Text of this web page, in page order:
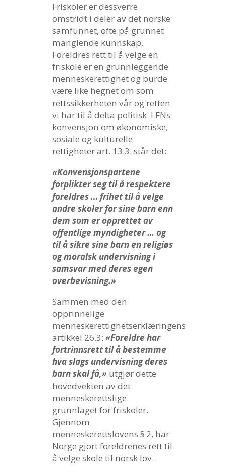
Friskoler er dessverre
omstridt i deler av det norske
samfunnet, ofte på grunnet
manglende kunnskap.
Foreldres rett til å velge en
friskole er en grunnleggende
menneskerettighet og burde
være like hegnet om som
rettssikkerheten vår og retten
vi har til å delta politisk. I FNs
konvensjon om økonomiske,
sosiale og kulturelle
rettigheter art. 13.3. står det:
«Konvensjonspartene
forplikter seg til å respektere
foreldres … frihet til å velge
andre skoler for sine barn enn
dem som er opprettet av
offentlige myndigheter … og
til å sikre sine barn en religiøs
og moralsk undervisning i
samsvar med deres egen
overbevisning.»
Sammen med den
opprinnelige
menneskerettighetserklæringens
artikkel 26.3: «Foreldre har
fortrinnsrett til å bestemme
hva slags undervisning deres
barn skal få,» utgjør dette
hovedvekten av det
menneskerettslige
grunnlaget for friskoler.
Gjennom
menneskerettslovens § 2, har
Norge gjort foreldrenes rett til
å velge skole til norsk lov.